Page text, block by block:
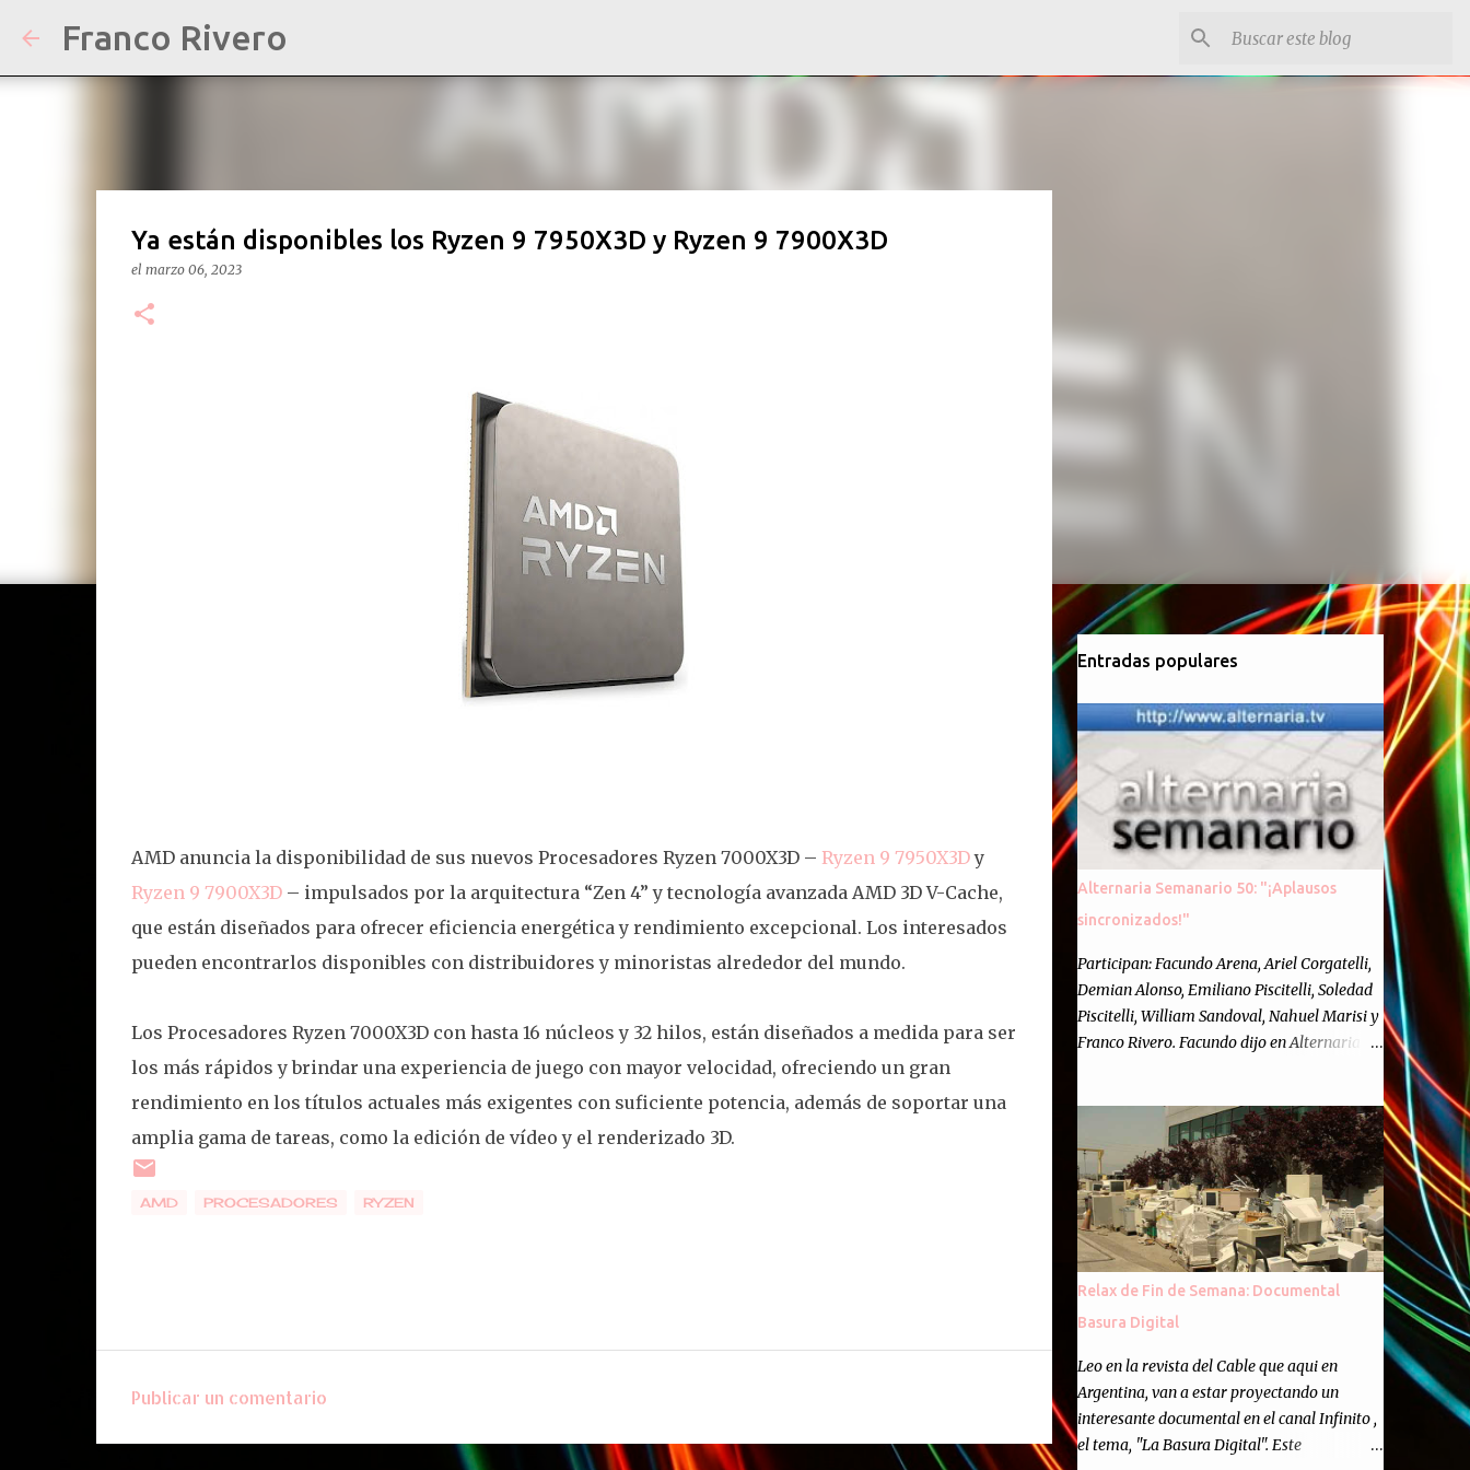
Franco Rivero
Ya están disponibles los Ryzen 9 7950X3D y Ryzen 9 7900X3D
el marzo 06, 2023
AMD anuncia la disponibilidad de sus nuevos Procesadores Ryzen 7000X3D – Ryzen 9 7950X3Dy
Ryzen 9 7900X3D– impulsados por la arquitectura “Zen 4” y tecnología avanzada AMD 3D V-Cache,
que están diseñados para ofrecer eficiencia energética y rendimiento excepcional. Los interesados
pueden encontrarlos disponibles con distribuidores y minoristas alrededor del mundo.
Los Procesadores Ryzen 7000X3D con hasta 16 núcleos y 32 hilos, están diseñados a medida para ser
los más rápidos y brindar una experiencia de juego con mayor velocidad, ofreciendo un gran
rendimiento en los títulos actuales más exigentes con suficiente potencia, además de soportar una
amplia gama de tareas, como la edición de vídeo y el renderizado 3D.
AMD PROCESADORES RYZEN
o
Publicar un comentario
Entradas populares
Alternaria Semanario 50: "¡Aplausos
sincronizados!"
Participan: Facundo Arena, Ariel Corgatelli,
Demian Alonso, Emiliano Piscitelli, Soledad
Piscitelli, William Sandoval, Nahuel Marisi y
Franco Rivero. Facundo dijo en Alternaria :
Cincuenta ocasiones para ponernos en
contacto con ustedes y contarles las noticias
de tecnología más importantes, desde
nuestra propia óptica: un punto de vista
independiente e informal.Para festejarlo, se
nos ocurrió que estemos todos juntos; y
cuando digo "todos" me refiero a toda la
semanario como panelista, y a ustedes. Por
eso se nos ocurrió la idea de emitir video en
vivo. La tarea no fué facil, hubo que
coordinar horarios, preparar el estudio,
configurar muchos programejos y hacer
Relax de Fin de Semana: Documental
Basura Digital
Leo en la revista del Cable que aqui en
Argentina, van a estar proyectando un
interesante documental en el canal Infinito ,
el tema, "La Basura Digital". Este